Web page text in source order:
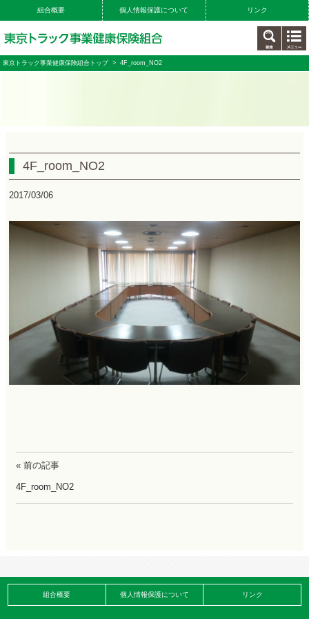
組合概要 個人情報保護について リンク
東京トラック事業健康保険組合トップ> 4F_room_NO2
4F_room_NO2
2017/03/06
« 前の記事
4F_room_NO2
組合概要 個人情報保護について リンク